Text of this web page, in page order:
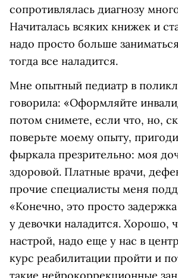
сопротивлялась диагнозу
Начиталась всяких книжек и
надо просто больше
тогда все наладится.
Мне опытный педиатр в
говорила: «Оформляйте
потом снимете, если что, но,
поверьте моему опыту,
фыркала презрительно: моя
здоровой. Платные врачи,
прочие специалисты меня
«Конечно, это просто задержка
у девочки наладится. Хорошо,
настрой, надо еще у нас в
курс реабилитации пройти и